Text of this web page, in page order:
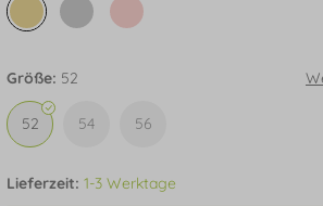
Größe: 52
52 54 56
Lieferzeit: 1-3 Werktage